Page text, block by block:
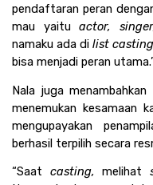
pendaftaran peran
mau yaitu actor,
namaku ada di list
bisa menjadi peran
Nala juga
menemukan kesamaan
mengupayakan
berhasil terpilih secara
“Saat casting, melihat